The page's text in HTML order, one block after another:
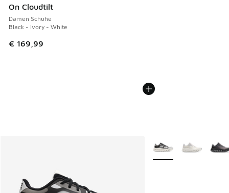
On Cloudtilt
Damen Schuhe
Black - Ivory - White
€ 169,99
Weitere Farben